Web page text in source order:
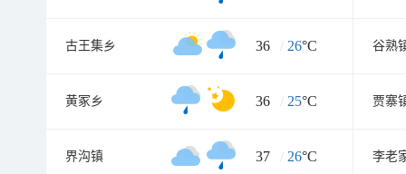
古王集乡 36 / 26°C 谷熟
黄冢乡 36 / 25°C 贾寨
界沟镇 37 / 26°C 李老